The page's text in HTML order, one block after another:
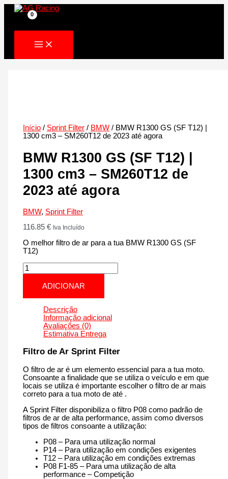
Skip
Início / Sprint Filter / BMW / BMW R1300 GS (SF T12) |
1300 cm3 – SM260T12 de 2023 até agora
BMW R1300 GS (SF T12) |
1300 cm3 – SM260T12 de
2023 até agora
BMW, Sprint Filter
116.85€ Iva Incluído
O melhor filtro de ar para a tua BMW R1300 GS (SF
T12)
Quantidade
de
R1300
GS
-
SM260T12
2023
até
agora
ADICIONAR
Descrição
Informação adicional
Avaliações (0)
Estimativa Entrega
Filtro de Ar Sprint Filter
O filtro de ar é um elemento essencial para a tua moto.
Consoante a finalidade que se utiliza o veículo e em que
locais se utiliza é importante escolher o filtro de ar mais
correto para a tua moto de até .
A Sprint Filter disponibiliza o filtro P08 como padrão de
filtros de ar de alta performance, assim como diversos
tipos de filtros consoante a utilização:
P08 – Para uma utilização normal
P14 – Para utilização em condições exigentes
T12 – Para utilização em condições extremas
P08 F1-85 – Para uma utilização de alta
performance – Competição